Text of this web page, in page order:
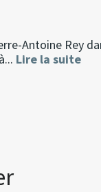
Antoine Rey
Lire la suite